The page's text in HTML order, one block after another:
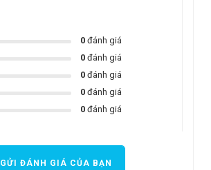
0đánh giá
0đánh giá
0đánh giá
0đánh giá
0đánh giá
GỬI ĐÁNH GIÁ CỦA BẠN